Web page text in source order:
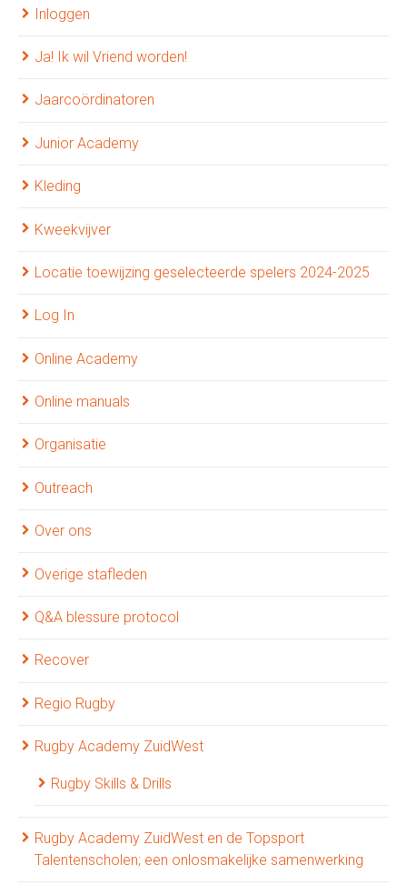
Inloggen
Ja! Ik wil Vriend worden!
Jaarcoördinatoren
Junior Academy
Kleding
Kweekvijver
Locatie toewijzing geselecteerde spelers 2024-2025
Log In
Online Academy
Online manuals
Organisatie
Outreach
Over ons
Overige stafleden
Q&A blessure protocol
Recover
Regio Rugby
Rugby Academy ZuidWest
Rugby Skills & Drills
Rugby Academy ZuidWest en de Topsport
Talentenscholen; een onlosmakelijke samenwerking